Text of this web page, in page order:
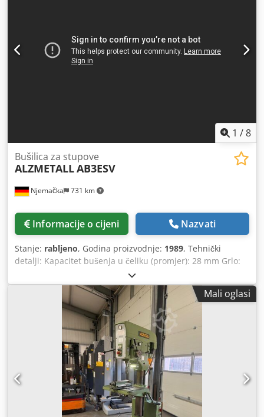
x Š x V): 1200 x 650 x 1900 mm Cedpfx Aozp Nfxekaorf
Težina: 400 kg
1 /8
Njemačka 731 km
Bušilica za stupove
ALZMETALLAB3ESV
Informacije o cijeni Nazvati
Stanje: rabljeno, Godina proizvodnje: 1989, Tehnički
detalji: Kapacitet bušenja u čeliku (promjer): 28 mm Grlo:
285 mm Hod bušenja: 165 mm Kapacitet bušenja u
lijevano željezo: Ø 35 mm Držač vretena MK: MK 3 Brzina
vretena: 65 - 1.750 / 4x okretaja u minuti Cjdpfxsu Idkze
Akasrf hrana: 0,1; 0,2; 0,3 ručno/automatski mm/okr
Udaljenost vreteno/stol maks.: 80 - 680 mm Stezna
površina stola: 500 x 370 mm Stol rotirajući: 360°
Podešavanje stola bušilice: 600 okomito mm Promjer stupa:
Ø 130 mm Ukupna potrebna snaga: 7,5 kW Težina stroja
cca: 273 kg Dimenzije stroja cca DxŠxV: 0,9 x 0,6 x 1,9 m
Stroj može rezati niti, mijenjati smjer lijevo/desno pomoću
nožnog prekidača i/ili graničnika dubine Stol se može
okretati i podesiti po visini. *
Mali oglasi